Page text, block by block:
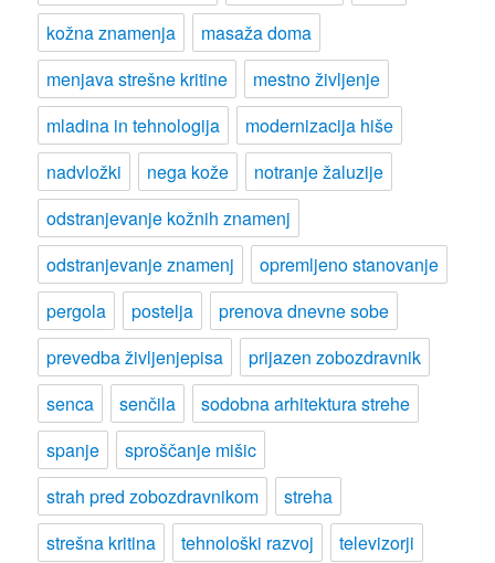
kožna znamenja
masaža doma
menjava strešne kritine
mestno življenje
mladina in tehnologija
modernizacija hiše
nadvložki
nega kože
notranje žaluzije
odstranjevanje kožnih znamenj
odstranjevanje znamenj
opremljeno stanovanje
pergola
postelja
prenova dnevne sobe
prevedba življenjepisa
prijazen zobozdravnik
senca
senčila
sodobna arhitektura strehe
spanje
sproščanje mišic
strah pred zobozdravnikom
streha
strešna kritina
tehnološki razvoj televizorji